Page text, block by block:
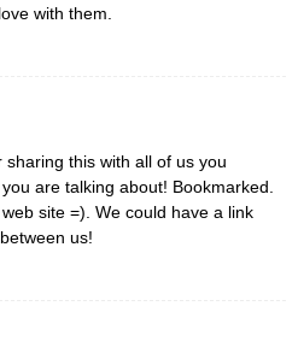
with them.
this with all of us you
are talking about! Bookmarked.
site =). We could have a link
us!